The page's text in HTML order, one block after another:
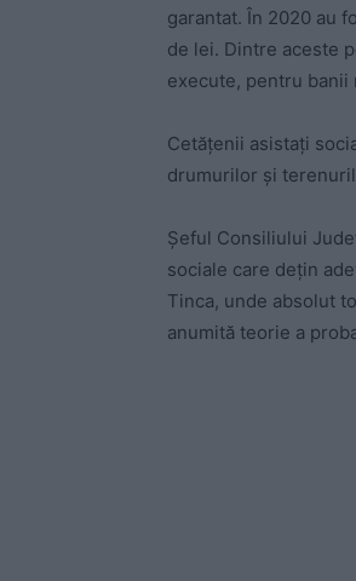
garantat. În 2020 au
de lei. Dintre aceste
execute, pentru
Cetățenii asistați
drumurilor și
Șeful Consiliului
sociale care dețin
Tinca, unde absolut
anumită teorie a